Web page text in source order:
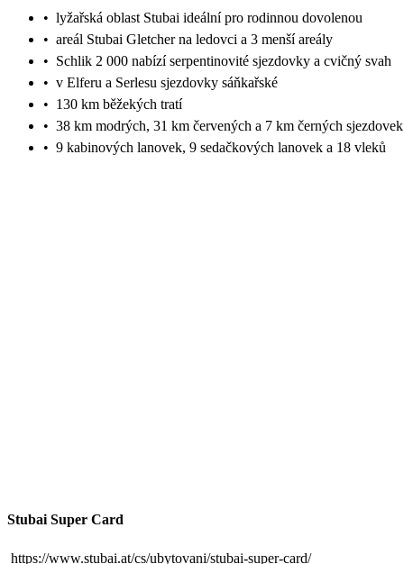
• lyžařská oblast Stubai ideální pro rodinnou dovolenou
• areál Stubai Gletcher na ledovci a 3 menší areály
• Schlik 2 000 nabízí serpentinovité sjezdovky a cvičný svah
• v Elferu a Serlesu sjezdovky sáňkařské
• 130 km běžekých tratí
• 38 km modrých, 31 km červených a 7 km černých sjezdovek
• 9 kabinových lanovek, 9 sedačkových lanovek a 18 vleků
Stubai Super Card
https://www.stubai.at/cs/ubytovani/stubai-super-card/